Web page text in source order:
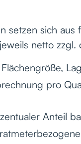
setzen sich
netto
pro
Anteil